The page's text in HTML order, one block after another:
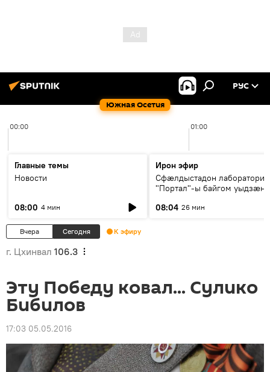
Южная Осетия
РУС
00:00 01:00
Главные темы
Новости
08:00 4 мин
Ирон эфир
Сфæлдыстадон лаборатори
"Портал"-ы байгом уыдзæн
Æхсары куыстыты равдыст
08:04 26 мин
Вчера Сегодня К эфиру
г. Цхинвал 106.3
Эту Победу ковал... Сулико
Бибилов
17:03 05.05.2016